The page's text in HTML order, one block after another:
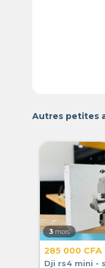
Autres petites
3 mois
285 000 CFA
Dji rs4 mini -